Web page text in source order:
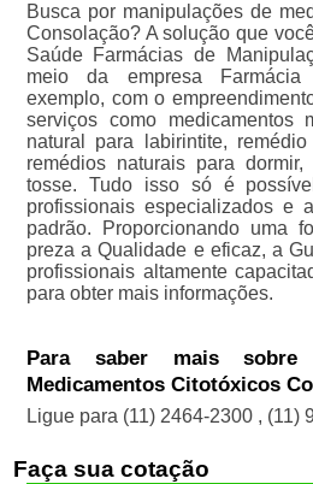
Busca por manipulações de
Consolação? A solução que
Saúde Farmácias de
meio da empresa
exemplo, com o
serviços como medicamentos
natural para labirintite,
remédios naturais para
tosse. Tudo isso só é
profissionais especializados e
padrão. Proporcionando uma
preza a Qualidade e eficaz, a
profissionais altamente
para obter mais informações.
Para saber mais sobre
Medicamentos Citotóxicos
Ligue para (11) 2464-2300 , (11)
Faça sua cotação